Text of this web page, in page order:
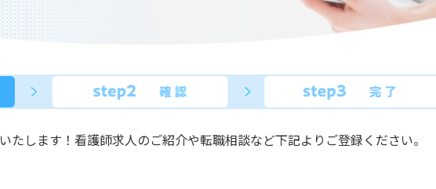
いたします！看護師求人のご紹介や転職相談など下記よりご登録ください。